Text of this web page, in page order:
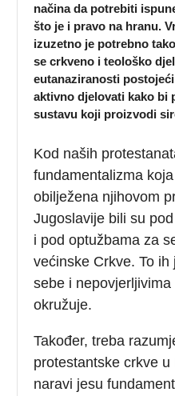
načina da potrebiti
što je i pravo na hranu.
izuzetno je potrebno
se crkveno i teološko
eutanaziranosti
aktivno djelovati kako bi
sustavu koji proizvodi
Kod naših
fundamentalizma
obilježena njihovom
Jugoslavije bili su
i pod optužbama za
većinske Crkve. To
sebe i
okružuje.
Također, treba
protestantske crkve
naravi jesu